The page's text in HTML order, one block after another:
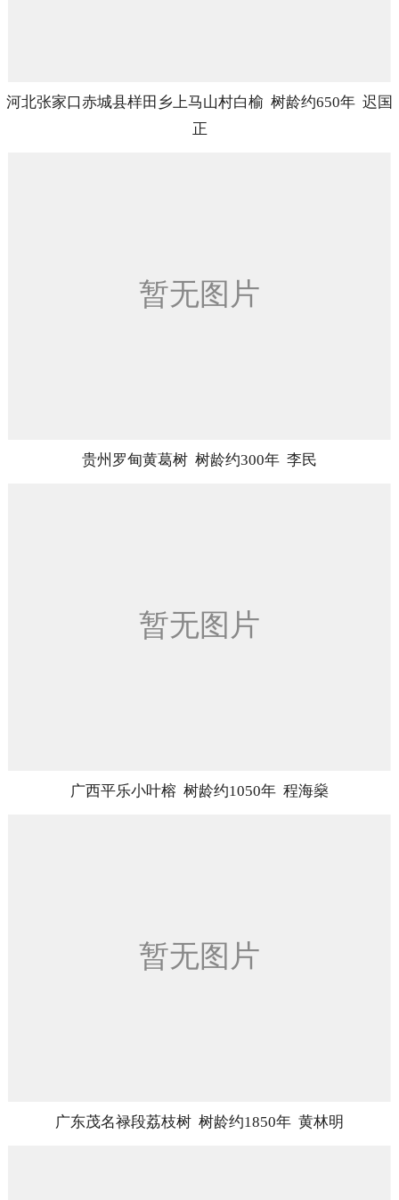
河北张家口赤城县样田乡上马山村白榆 树龄约650年 迟国
正
贵州罗甸黄葛树 树龄约300年 李民
广西平乐小叶榕 树龄约1050年 程海燊
广东茂名禄段荔枝树 树龄约1850年 黄林明